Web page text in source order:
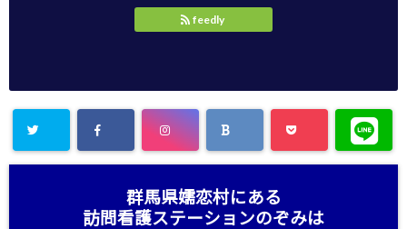
feedly
群馬県嬬恋村にある
訪問看護ステーションのぞみは